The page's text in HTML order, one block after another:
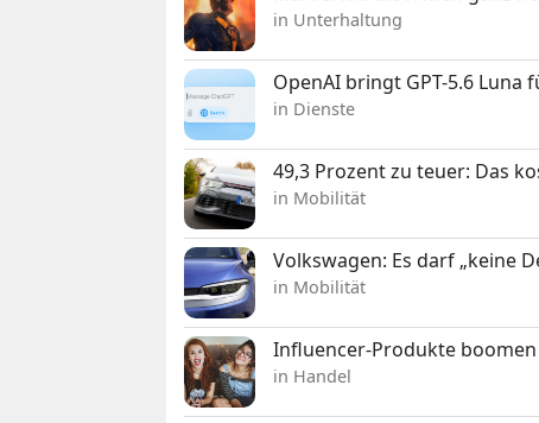
in Unterhaltung
OpenAI bringt GPT-5.6 Luna
in Dienste
49,3 Prozent zu teuer: Das
in Mobilität
Volkswagen: Es darf „keine
in Mobilität
Influencer-Produkte
in Handel